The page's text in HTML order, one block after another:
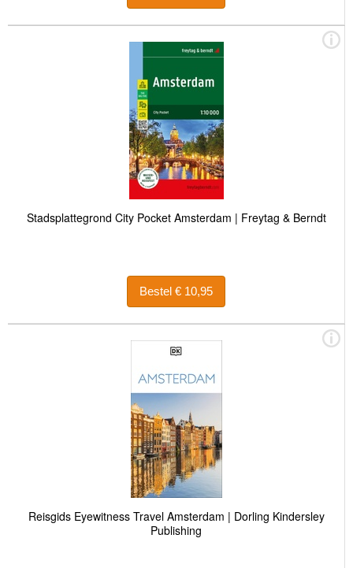
Stadsplattegrond City Pocket Amsterdam | Freytag & Berndt
Bestel € 10,95
Reisgids Eyewitness Travel Amsterdam | Dorling Kindersley
Publishing